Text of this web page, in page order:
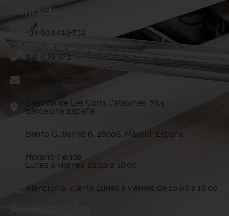
Contacto
+34 634 019 732
910 039 973
info@vivadtf.com
Gran Vía de Les Corts Catalanes, 784.
Barcelona,España
Benito Gutierrez 6, 28008, Madrid, España
Horario Tienda
Lunes a viernes: 10:00 a 18:00
Atención al cliente Lunes a viernes de 10:00 a 18:00